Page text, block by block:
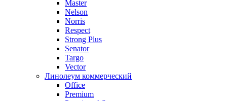
Master
Nelson
Norris
Respect
Strong Plus
Senator
Targo
Vector
Линолеум коммерческий
Office
Premium